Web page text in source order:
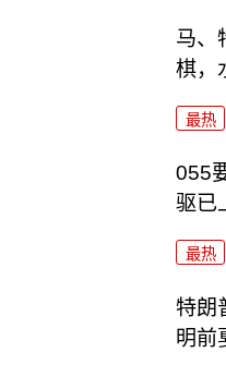
马、
棋，
最热
055
驱已
最热
特朗
明前